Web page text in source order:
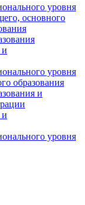
уровня
основного
и
уровня
образования
и
и
уровня